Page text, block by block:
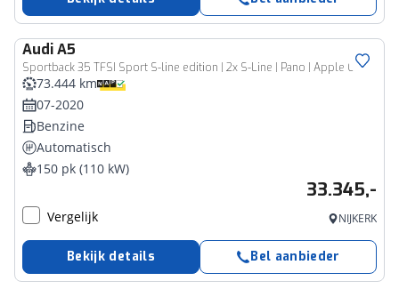
AudiA5
Sportback 35 TFSI Sport S-line edition | 2x S-Line | Pano | Apple CarPlay | Alcantara + Leer
73.444 km
07-2020
Benzine
Automatisch
150 pk (110 kW)
33.345,-
Vergelijk NIJKERK
Bekijk details Bel aanbieder